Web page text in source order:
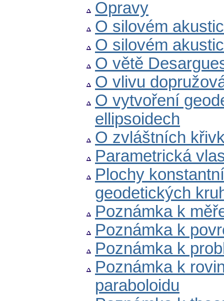
Opravy
O silovém
O silovém
O větě
O vlivu
O vytvoření
ellipsoidech
O zvláštních
Parametrická
Plochy
geodetických
Poznámka k
Poznámka k
Poznámka k
Poznámka k
paraboloidu